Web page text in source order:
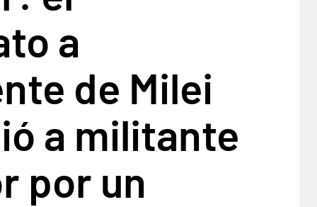
a
de Milei
a militante
por un